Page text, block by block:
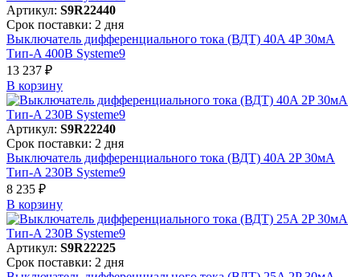
Артикул: S9R22440
Срок поставки: 2 дня
Выключатель дифференциального тока (ВДТ) 40A 4P 30мА
Тип-A 400В Systeme9
13 237 ₽
В корзинy
Артикул: S9R22240
Срок поставки: 2 дня
Выключатель дифференциального тока (ВДТ) 40A 2P 30мА
Тип-A 230В Systeme9
8 235 ₽
В корзинy
Артикул: S9R22225
Срок поставки: 2 дня